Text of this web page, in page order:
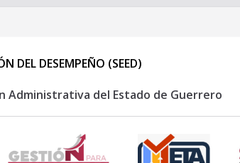
DEL DESEMPEÑO (SEED)
Administrativa del Estado de Guerrero